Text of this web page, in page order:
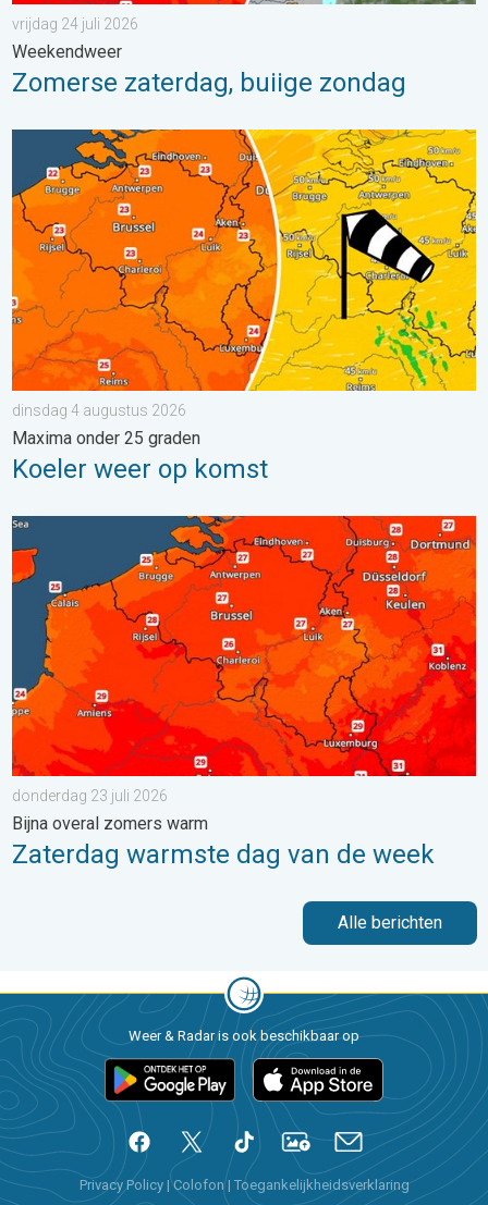
vrijdag 24 juli 2026
Weekendweer
Zomerse zaterdag, buiige zondag
Koeler weer op komst. Maxima onder 25 graden. . . dinsdag
dinsdag 4 augustus 2026
Maxima onder 25 graden
Koeler weer op komst
Zaterdag warmste dag van de week. Bijna overal zomers
donderdag 23 juli 2026
Bijna overal zomers warm
Zaterdag warmste dag van de week
Alle berichten
Weer & Radar is ook beschikbaar op
Privacy Policy |Colofon | Toegankelijkheidsverklaring